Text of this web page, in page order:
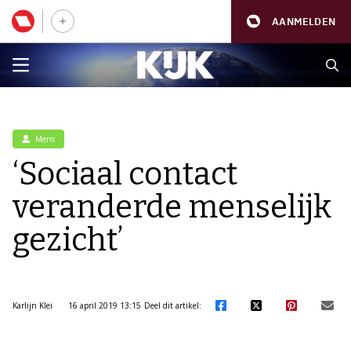
AANMELDEN
Mens
‘Sociaal contact
veranderde menselijk
gezicht’
Karlijn Klei 16 april 2019 13:15 Deel dit artikel: